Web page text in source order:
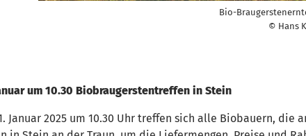
Bio-
© Hans
um 10.30 Biobraugerstentreffen in Stein
Januar 2025 um 10.30 Uhr treffen sich alle Biobauern,